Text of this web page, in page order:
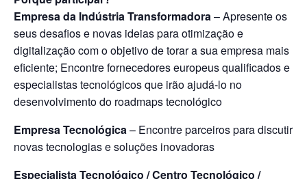
Empresa da Indústria Transformadora – Apresente os
seus desafios e novas ideias para otimização e
digitalização com o objetivo de torar a sua empresa mais
eficiente; Encontre fornecedores europeus qualificados e
especialistas tecnológicos que irão ajudá-lo no
desenvolvimento do roadmaps tecnológico
Empresa Tecnológica – Encontre parceiros para discutir
novas tecnologias e soluções inovadoras
Especialista Tecnológico / Centro Tecnológico /